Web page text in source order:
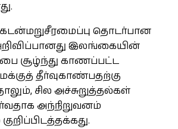
தொடர்பான
இலங்கையின்
சூழ்ந்து காணப்பட்ட
தீர்வுகாண்பதற்கு
சில அச்சுறுத்தல்கள்
அந்நிறுவனம்